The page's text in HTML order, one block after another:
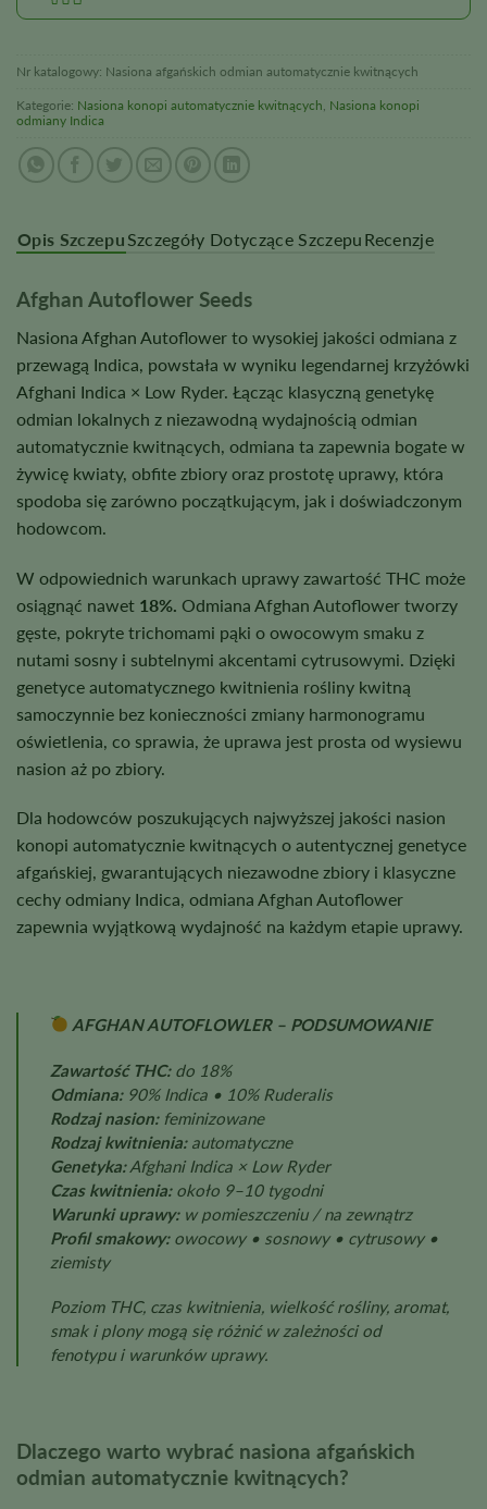
Nr katalogowy: Nasiona afgańskich odmian automatycznie kwitnących
Kategorie: Nasiona konopi automatycznie kwitnących, Nasiona konopi
odmiany Indica
Opis SzczepuSzczegóły Dotyczące Szczepu Recenzje
Afghan Autoflower Seeds
Nasiona Afghan Autoflower to wysokiej jakości odmiana z
przewagą Indica, powstała w wyniku legendarnej krzyżówki
Afghani Indica × Low Ryder. Łącząc klasyczną genetykę
odmian lokalnych z niezawodną wydajnością odmian
automatycznie kwitnących, odmiana ta zapewnia bogate w
żywicę kwiaty, obfite zbiory oraz prostotę uprawy, która
spodoba się zarówno początkującym, jak i doświadczonym
hodowcom.
W odpowiednich warunkach uprawy zawartość THC może
osiągnąć nawet 18%. Odmiana Afghan Autoflower tworzy
gęste, pokryte trichomami pąki o owocowym smaku z
nutami sosny i subtelnymi akcentami cytrusowymi. Dzięki
genetyce automatycznego kwitnienia rośliny kwitną
samoczynnie bez konieczności zmiany harmonogramu
oświetlenia, co sprawia, że uprawa jest prosta od wysiewu
nasion aż po zbiory.
Dla hodowców poszukujących najwyższej jakości nasion
konopi automatycznie kwitnących o autentycznej genetyce
afgańskiej, gwarantujących niezawodne zbiory i klasyczne
cechy odmiany Indica, odmiana Afghan Autoflower
zapewnia wyjątkową wydajność na każdym etapie uprawy.
AFGHAN AUTOFLOWLER – PODSUMOWANIE
Zawartość THC:do 18%
Odmiana:90% Indica • 10% Ruderalis
Rodzaj nasion:feminizowane
Rodzaj kwitnienia:automatyczne
Genetyka:Afghani Indica × Low Ryder
Czas kwitnienia:około 9–10 tygodni
Warunki uprawy:w pomieszczeniu / na zewnątrz
Profil smakowy:owocowy • sosnowy • cytrusowy •
ziemisty
Poziom THC, czas kwitnienia, wielkość rośliny, aromat,
smak i plony mogą się różnić w zależności od
fenotypu i warunków uprawy.
Dlaczego warto wybrać nasiona afgańskich
odmian automatycznie kwitnących?